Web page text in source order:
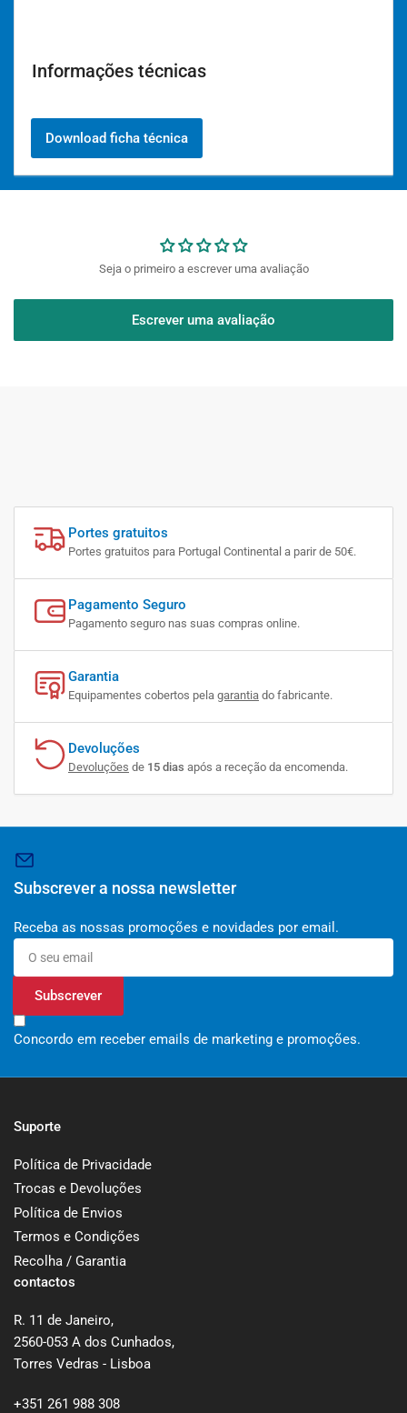
Informações técnicas
Download ficha técnica
Seja o primeiro a escrever uma avaliação
Escrever uma avaliação
Portes gratuitos
Portes gratuitos para Portugal Continental a parir de 50€.
Pagamento Seguro
Pagamento seguro nas suas compras online.
Garantia
Equipamentes cobertos pela garantia do fabricante.
Devoluções
Devoluções de 15 dias após a receção da encomenda.
Subscrever a nossa newsletter
Receba as nossas promoções e novidades por email.
O
seu
email
Subscrever
Concordo em receber emails de marketing e promoções.
Suporte
Política de Privacidade
Trocas e Devoluções
Política de Envios
Termos e Condições
Recolha / Garantia
contactos
R. 11 de Janeiro,
2560-053 A dos Cunhados,
Torres Vedras - Lisboa
+351 261 988 308